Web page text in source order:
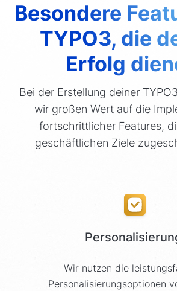
Besondere
TYPO3, die
Erfolg
Bei der Erstellung deiner
wir großen Wert auf die
fortschrittlicher Features,
geschäftlichen Ziele
Wir nutzen die
Personalisierungsoptionen